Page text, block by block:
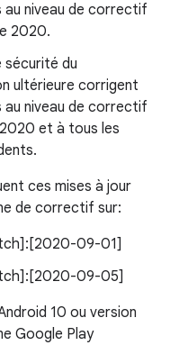
au niveau de correctif
2020.
sécurité du
ultérieure corrigent
au niveau de correctif
et à tous les
ces mises à jour
de correctif sur:
09-01]
09-05]
10 ou version
Google Play